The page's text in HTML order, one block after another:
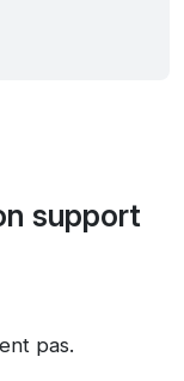
support
pas.